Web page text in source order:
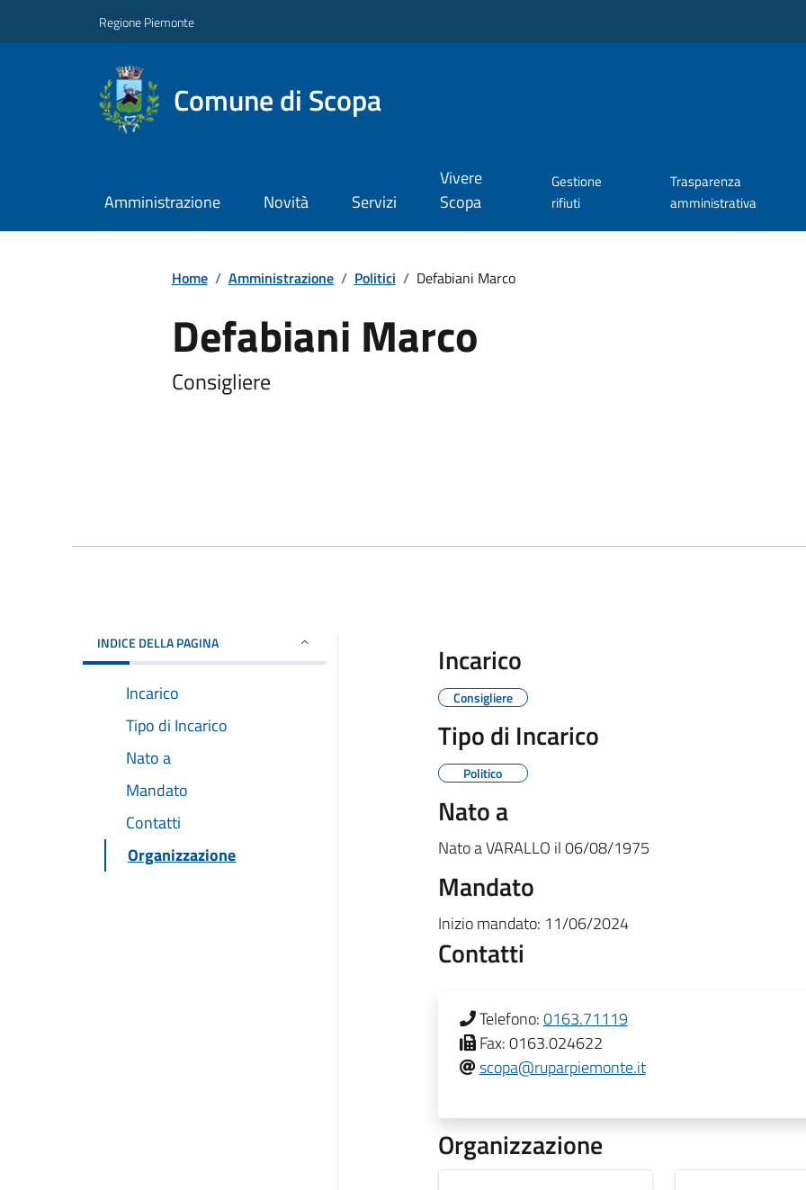
Regione Piemonte
Comune di Scopa
Amministrazione Novità Servizi
Vivere
Scopa
Gestione
rifiuti
Trasparenza
amministrativa
Home / Amministrazione / Politici / Defabiani Marco
Defabiani Marco
Consigliere
INDICE DELLA PAGINA
Incarico
Tipo di Incarico
Nato a
Mandato
Contatti
Organizzazione
Incarico
Consigliere
Tipo di Incarico
Politico
Nato a
Nato aVARALLO il06/08/1975
Mandato
Inizio mandato: 11/06/2024
Contatti
Telefono:0163.71119
Fax:0163.024622
scopa@ruparpiemonte.it
Organizzazione